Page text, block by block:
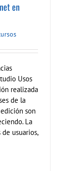
en
Usos
realizada
de la
son
La
usuarios,